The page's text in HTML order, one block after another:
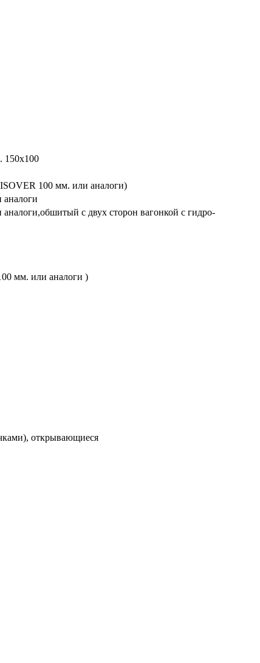
150х100
100 мм. или аналоги)
аналоги
с двух сторон вагонкой с гидро-
мм. или аналоги )
открывающиеся